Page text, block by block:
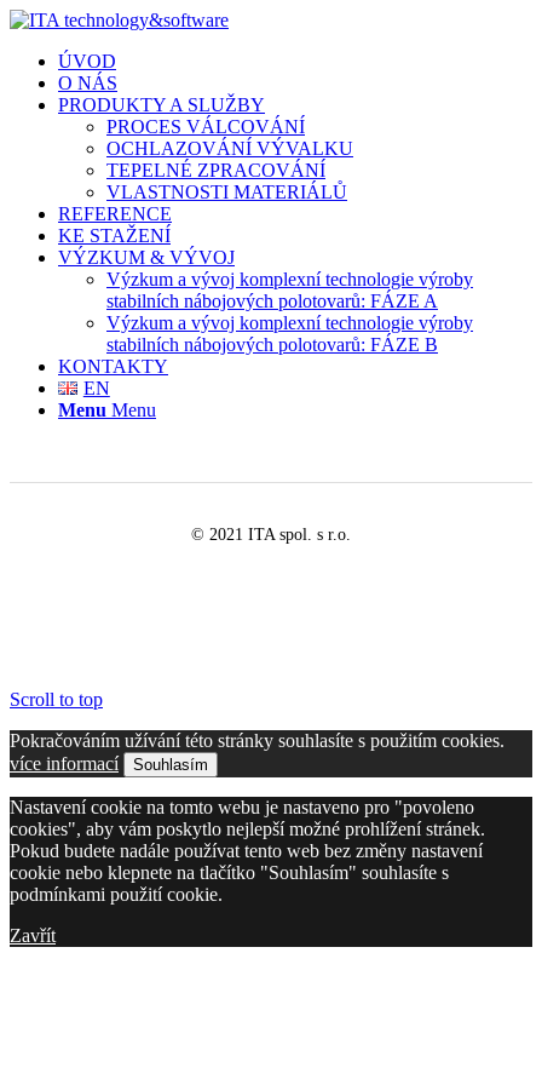
ÚVOD
O NÁS
PRODUKTY A SLUŽBY
PROCES VÁLCOVÁNÍ
OCHLAZOVÁNÍ VÝVALKU
TEPELNÉ ZPRACOVÁNÍ
VLASTNOSTI MATERIÁLŮ
REFERENCE
KE STAŽENÍ
VÝZKUM & VÝVOJ
Výzkum a vývoj komplexní technologie výroby
stabilních nábojových polotovarů: FÁZE A
Výzkum a vývoj komplexní technologie výroby
stabilních nábojových polotovarů: FÁZE B
KONTAKTY
EN
Menu Menu
© 2021 ITA spol. s r.o.
Scroll to top
Pokračováním užívání této stránky souhlasíte s použitím cookies.
více informací
Souhlasím
Nastavení cookie na tomto webu je nastaveno pro "povoleno
cookies", aby vám poskytlo nejlepší možné prohlížení stránek.
Pokud budete nadále používat tento web bez změny nastavení
cookie nebo klepnete na tlačítko "Souhlasím" souhlasíte s
podmínkami použití cookie.
Zavřít